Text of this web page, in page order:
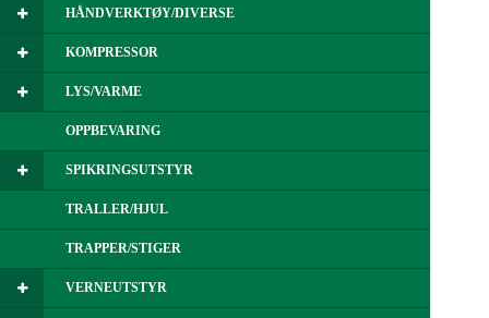
HÅNDVERKTØY/DIVERSE
KOMPRESSOR
LYS/VARME
OPPBEVARING
SPIKRINGSUTSTYR
TRALLER/HJUL
TRAPPER/STIGER
VERNEUTSTYR